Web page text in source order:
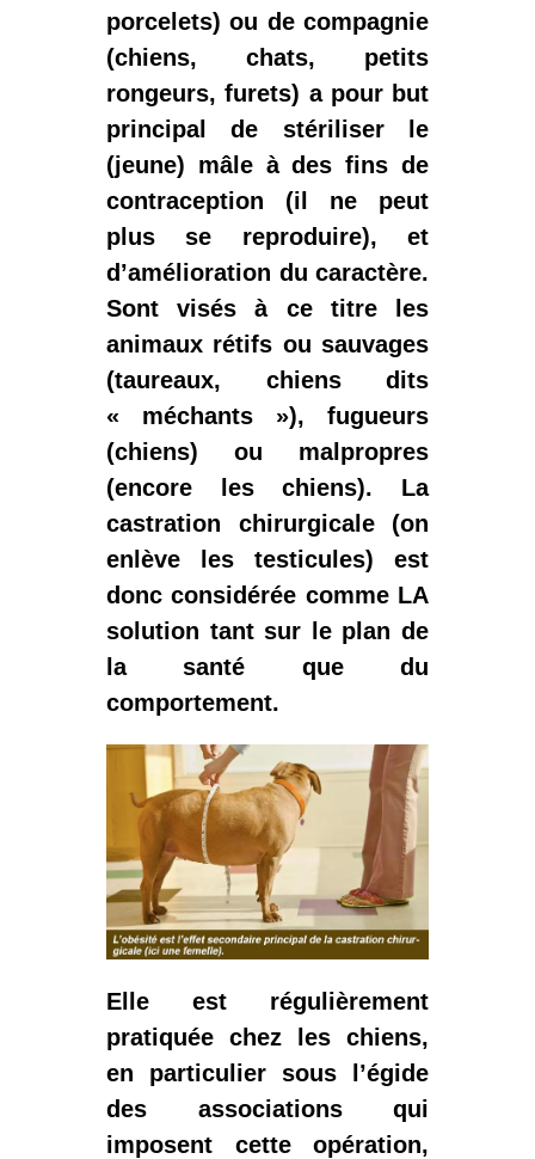
porcelets) ou de compagnie
(chiens, chats, petits
rongeurs, furets) a pour but
principal de stériliser le
(jeune) mâle à des fins de
contraception (il ne peut
plus se reproduire), et
d’amélioration du caractère.
Sont visés à ce titre les
animaux rétifs ou sauvages
(taureaux, chiens dits
« méchants »), fugueurs
(chiens) ou malpropres
(encore les chiens). La
castration chirurgicale (on
enlève les testicules) est
donc considérée comme LA
solution tant sur le plan de
la santé que du
comportement.
Elle est régulièrement
pratiquée chez les chiens,
en particulier sous l’égide
des associations qui
imposent cette opération,